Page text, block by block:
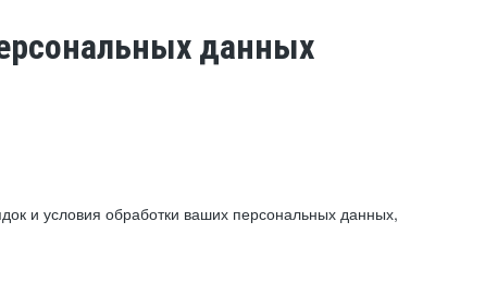
данных
и условия обработки ваших персональных данных,